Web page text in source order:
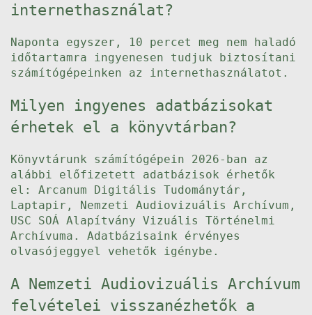
internethasználat?
Naponta egyszer, 10 percet meg nem haladó
időtartamra ingyenesen tudjuk biztosítani
számítógépeinken az internethasználatot.
Milyen ingyenes adatbázisokat
érhetek el a könyvtárban?
Könyvtárunk számítógépein 2026-ban az
alábbi előfizetett adatbázisok érhetők
el: Arcanum Digitális Tudománytár,
Laptapir, Nemzeti Audiovizuális Archívum,
USC SOÁ Alapítvány Vizuális Történelmi
Archívuma. Adatbázisaink érvényes
olvasójeggyel vehetők igénybe.
A Nemzeti Audiovizuális Archívum
felvételei visszanézhetők a